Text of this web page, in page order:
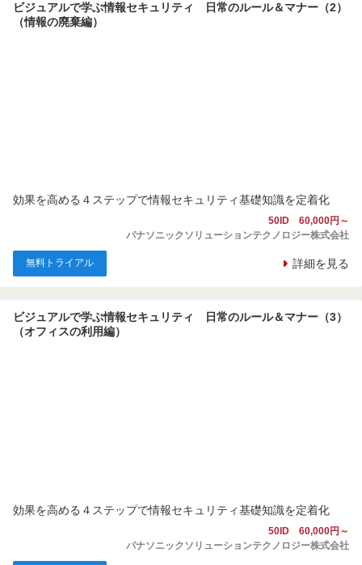
ビジュアルで学ぶ情報セキュリティ 日常のルール＆マナー（2）
（情報の廃棄編）
効果を高める４ステップで情報セキュリティ基礎知識を定着化
50ID 60,000円～
パナソニックソリューションテクノロジー株式会社
無料トライアル 詳細を見る
ビジュアルで学ぶ情報セキュリティ 日常のルール＆マナー（3）
（オフィスの利用編）
効果を高める４ステップで情報セキュリティ基礎知識を定着化
50ID 60,000円～
パナソニックソリューションテクノロジー株式会社